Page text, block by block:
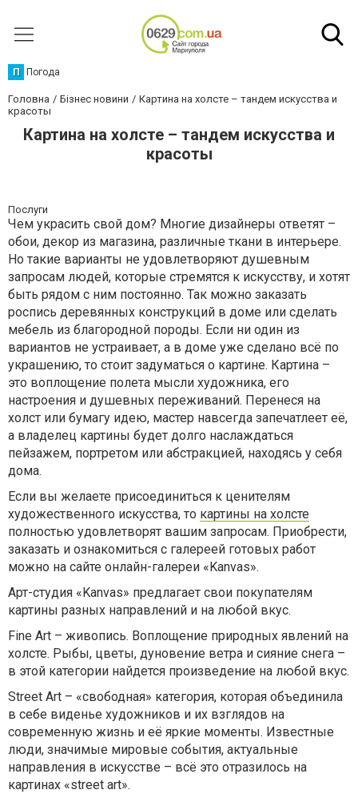
П Погода
Головна Бізнес новини
Картина на холсте – тандем искусства и
красоты
Картина на холсте – тандем искусства и
красоты
Послуги
Чем украсить свой дом? Многие дизайнеры ответят –
обои, декор из магазина, различные ткани в интерьере.
Но такие варианты не удовлетворяют душевным
запросам людей, которые стремятся к искусству, и хотят
быть рядом с ним постоянно. Так можно заказать
роспись деревянных конструкций в доме или сделать
мебель из благородной породы. Если ни один из
вариантов не устраивает, а в доме уже сделано всё по
украшению, то стоит задуматься о картине. Картина –
это воплощение полета мысли художника, его
настроения и душевных переживаний. Перенеся на
холст или бумагу идею, мастер навсегда запечатлеет её,
а владелец картины будет долго наслаждаться
пейзажем, портретом или абстракцией, находясь у себя
дома.
Если вы желаете присоединиться к ценителям
художественного искусства, то картины на холсте
полностью удовлетворят вашим запросам. Приобрести,
заказать и ознакомиться с галереей готовых работ
можно на сайте онлайн-галереи «Kanvas».
Арт-студия «Kanvas» предлагает свои покупателям
картины разных направлений и на любой вкус.
Fine Art – живопись. Воплощение природных явлений на
холсте. Рыбы, цветы, дуновение ветра и сияние снега –
в этой категории найдется произведение на любой вкус.
Street Art – «свободная» категория, которая объединила
в себе виденье художников и их взглядов на
современную жизнь и её яркие моменты. Известные
люди, значимые мировые события, актуальные
направления в искусстве – всё это отразилось на
картинах «street art».